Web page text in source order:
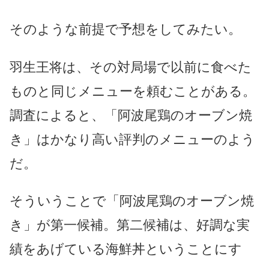
そのような前提で予想をしてみたい。
羽生王将は、その対局場で以前に食べた
ものと同じメニューを頼むことがある。
調査によると、「阿波尾鶏のオーブン焼
き」はかなり高い評判のメニューのよう
だ。
そういうことで「阿波尾鶏のオーブン焼
き」が第一候補。第二候補は、好調な実
績をあげている海鮮丼ということにす